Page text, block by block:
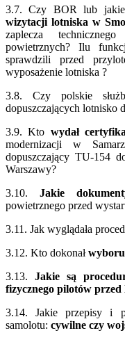
3.7. Czy BOR lub
wizytacji lotniska w
zaplecza
powietrznych? Ilu
sprawdzili przed
wyposażenie lotniska ?
3.8. Czy polskie
dopuszczających lotnisko
3.9. Kto wydał
modernizacji w
dopuszczający TU-154
Warszawy?
3.10. Jakie
powietrznego przed
3.11. Jak wyglądała
3.12. Kto dokonał
3.13. Jakie są
fizycznego pilotów przed
3.14. Jakie przepisy i
samolotu: cywilne czy